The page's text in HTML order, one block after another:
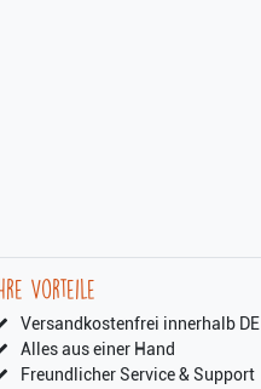
Vorteile
Versandkostenfrei innerhalb DE
Alles aus einer Hand
Freundlicher Service & Support